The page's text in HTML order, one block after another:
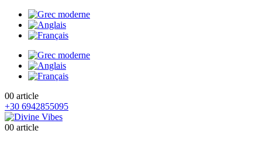
00 article
+30 6942855095
00 article